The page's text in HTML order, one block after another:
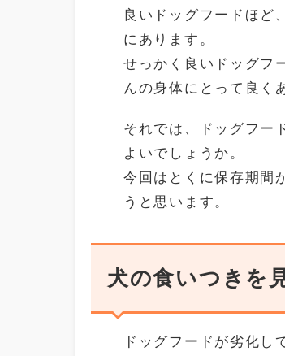
良いドッグフードほど
にあります。
せっかく良いドッグフ
んの身体にとって良く
それでは、ドッグフー
よいでしょうか。
今回はとくに保存期間
うと思います。
犬の食いつきを
ドッグフードが劣化し